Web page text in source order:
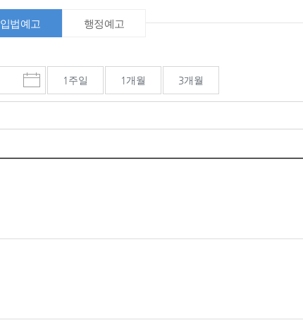
입법예고 행정예고
종
료
1주일 1개월 3개월